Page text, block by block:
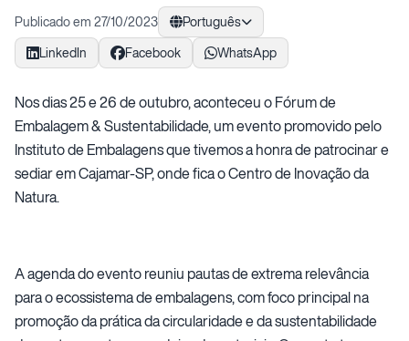
Publicado em 27/10/2023
Português
LinkedIn
Facebook WhatsApp
Nos dias 25 e 26 de outubro, aconteceu o Fórum de
Embalagem & Sustentabilidade, um evento promovido pelo
Instituto de Embalagens que tivemos a honra de patrocinar e
sediar em Cajamar-SP, onde fica o Centro de Inovação da
Natura.
A agenda do evento reuniu pautas de extrema relevância
para o ecossistema de embalagens, com foco principal na
promoção da prática da circularidade e da sustentabilidade